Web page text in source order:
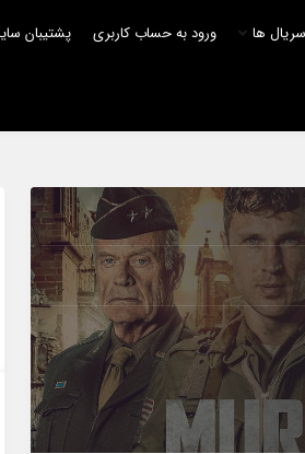
ها ورود به حساب کاربری پشتیبان